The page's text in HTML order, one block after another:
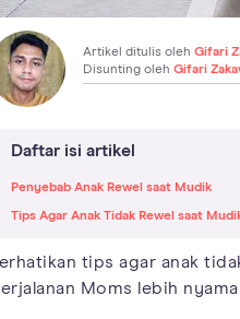
Artikel ditulis oleh Gifari
Disunting oleh Gifari
Daftar isi artikel
Penyebab Anak Rewel saat Mudik
Tips Agar Anak Tidak Rewel saat
tips agar anak
Moms lebih